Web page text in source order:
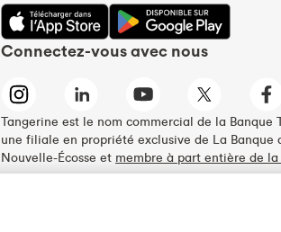
Connectez-vous avec nous
Tangerine est le nom commercial de la Banque
une filiale en propriété exclusive de La Banque
Nouvelle-Écosse et membre à part entière de la